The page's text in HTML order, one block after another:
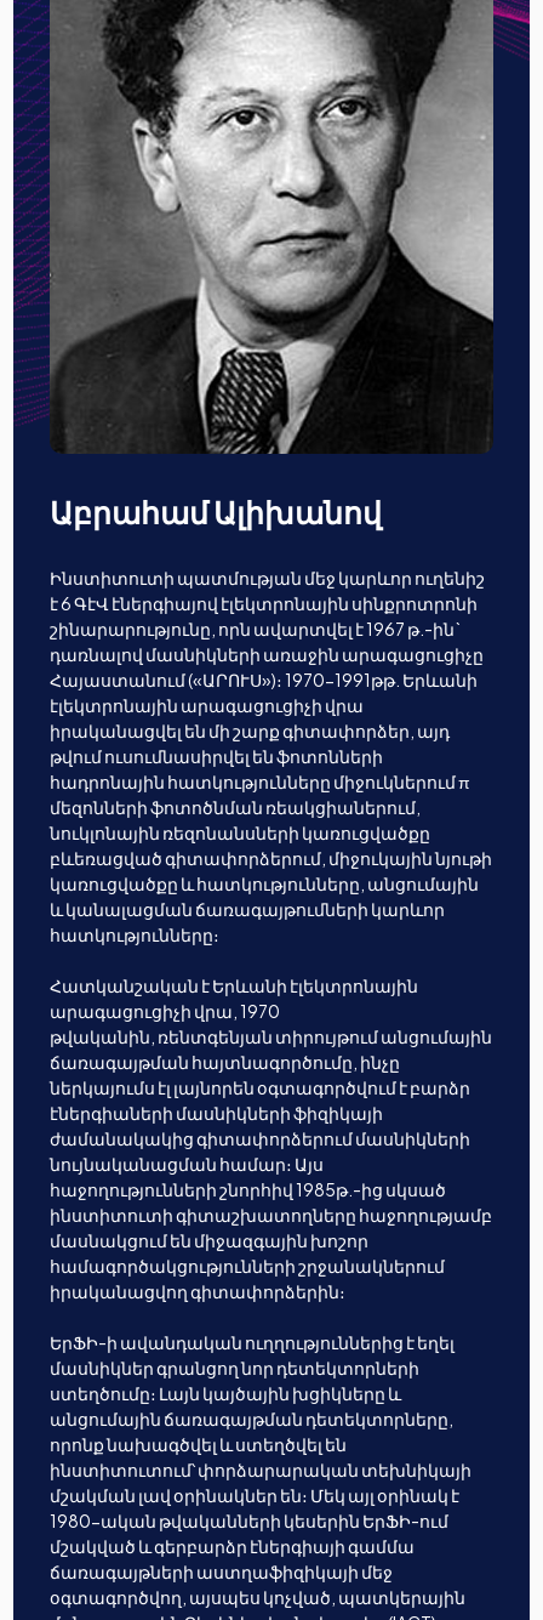
Աբրահամ Ալիխանով
Ինստիտուտի պատմության մեջ կարևոր ուղենիշ
է 6 ԳէՎ էներգիայով էլեկտրոնային սինքրոտրոնի
շինարարությունը, որն ավարտվել է 1967 թ.-ին`
դառնալով մասնիկների առաջին արագացուցիչը
Հայաստանում («ԱՐՈՒՍ»)։ 1970-1991թթ. Երևանի
էլեկտրոնային արագացուցիչի վրա
իրականացվել են մի շարք գիտափորձեր, այդ
թվում ուսումնասիրվել են ֆոտոնների
հադրոնային հատկությունները միջուկներում π
մեզոնների ֆոտոծնման ռեակցիաներում,
նուկլոնային ռեզոնանսների կառուցվածքը
բևեռացված գիտափորձերում, միջուկային նյութի
կառուցվածքը և հատկությունները, անցումային
և կանալացման ճառագայթումների կարևոր
հատկությունները։
Հատկանշական է Երևանի էլեկտրոնային
արագացուցիչի վրա, 1970
թվականին, ռենտգենյան տիրույթում անցումային
ճառագայթման հայտնագործումը, ինչը
ներկայումս էլ լայնորեն օգտագործվում է բարձր
էներգիաների մասնիկների ֆիզիկայի
ժամանակակից գիտափորձերում մասնիկների
նույնականացման համար։ Այս
հաջողությունների շնորհիվ 1985թ.-ից սկսած
ինստիտուտի գիտաշխատողները հաջողությամբ
մասնակցում են միջազգային խոշոր
համագործակցությունների շրջանակներում
իրականացվող գիտափորձերին։
ԵրՖԻ-ի ավանդական ուղղություններից է եղել
մասնիկներ գրանցող նոր դետեկտորների
ստեղծումը։ Լայն կայծային խցիկները և
անցումային ճառագայթման դետեկտորները,
որոնք նախագծվել և ստեղծվել են
ինստիտուտում՝ փորձարարական տեխնիկայի
մշակման լավ օրինակներ են։ Մեկ այլ օրինակ է
1980-ական թվականների կեսերին ԵրՖԻ-ում
մշակված և գերբարձր էներգիայի գամմա
ճառագայթների աստղաֆիզիկայի մեջ
օգտագործվող, այսպես կոչված, պատկերային